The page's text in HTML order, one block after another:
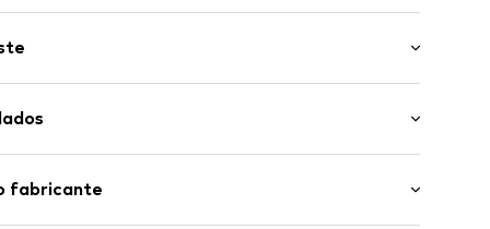
Comprimento normal
solto
Algodão
fabricante